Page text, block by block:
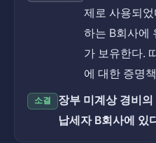
제로 사용되
하는 B회사에
가 보유한다.
에 대한 증명
소결
장부 미계상 경비
납세자 B회사에 있